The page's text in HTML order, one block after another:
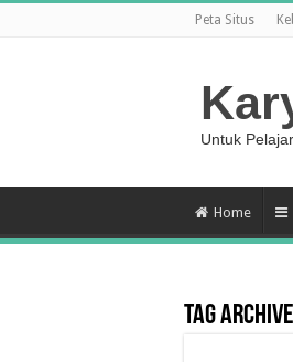
Peta Situs
Untuk
Home
Tag